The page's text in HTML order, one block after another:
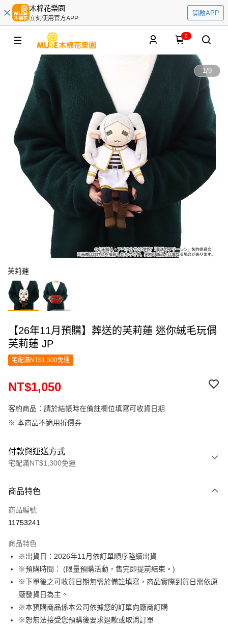
木棉花樂園
立刻使用官方APP
開啟APP
0
1/9
芙莉蓮
【26年11月預購】葬送的芙莉蓮 迷你絨毛玩偶
芙莉蓮 JP
宅配滿NT$1,300免運
NT$1,050
客約商品：請於結帳時在備註欄位填寫可收貨日期
※ 本商品不適用折價券
付款與運送方式
宅配滿NT$1,300免運
信用卡一次付款
LINE Pay
悠遊付
Google Pay
ATM付款
運送方式
商品特色
商品編號
11753241
商品特色
※出貨日：2026年11月依訂單順序陸續出貨
※預購時間： (限量預購活動，售完即提前結束。)
※下單後之可收貨日期無需於備註填寫，商品實際到貨日需依原
廠發貨日為主。
※本預購商品係本公司依據您的訂單向廠商訂購
※恕無法接受您預購後要求退款或取消訂單